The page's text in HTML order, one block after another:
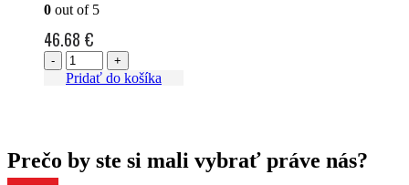
0 out of 5
46.68 €
- +
Pridať do košíka
Prečo by ste si mali vybrať práve nás?